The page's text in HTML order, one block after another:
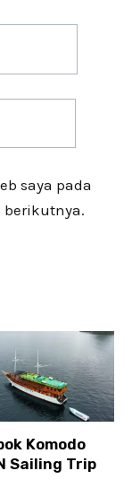
saya pada
Komodo
Sailing Trip